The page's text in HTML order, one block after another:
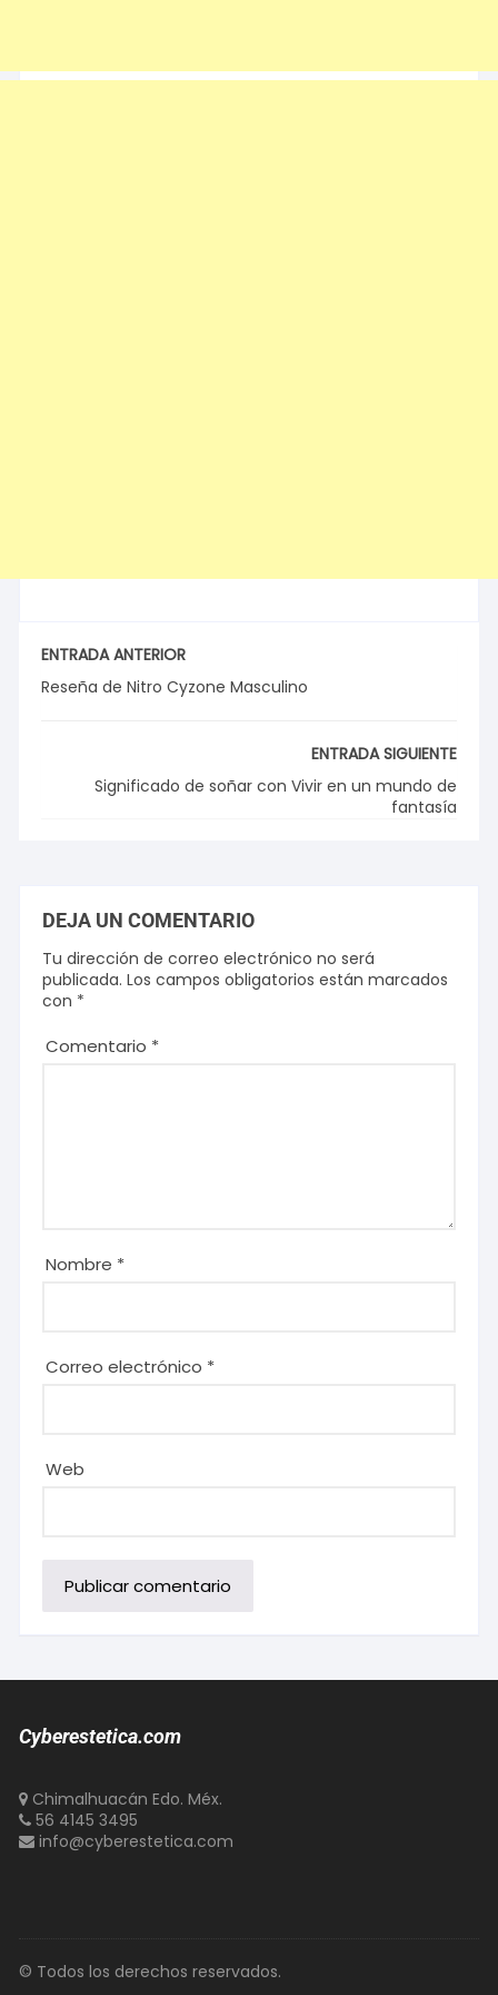
ENTRADA ANTERIOR
Reseña de Nitro Cyzone Masculino
ENTRADA SIGUIENTE
Significado de soñar con Vivir en un mundo de
fantasía
DEJA UN COMENTARIO
Tu dirección de correo electrónico no será
publicada. Los campos obligatorios están marcados
con *
Comentario *
Nombre *
Correo electrónico *
Web
Cyberestetica.com
Chimalhuacán Edo. Méx.
56 4145 3495
info@cyberestetica.com
© Todos los derechos reservados.